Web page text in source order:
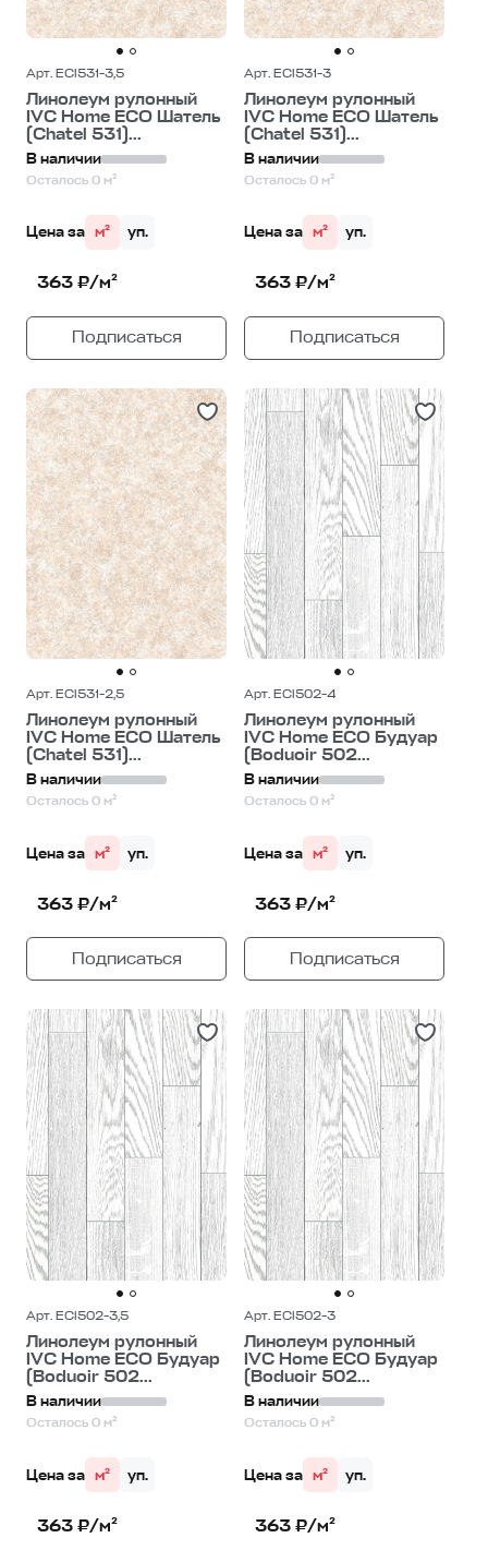
Арт. ECI531-3,5
Линолеум рулонный
IVC Home ECO Шатель
(Chatel 531)...
В наличии
Осталось 0 м²
Цена за м² уп.
363 ₽/м²
Подписаться
Арт. ECI531-3
Линолеум рулонный
IVC Home ECO Шатель
(Chatel 531)...
В наличии
Осталось 0 м²
Цена за м² уп.
363 ₽/м²
Подписаться
Арт. ECI531-2,5
Линолеум рулонный
IVC Home ECO Шатель
(Chatel 531)...
В наличии
Осталось 0 м²
Цена за м² уп.
363 ₽/м²
Подписаться
Арт. ECI502-4
Линолеум рулонный
IVC Home ECO Будуар
(Boduoir 502...
В наличии
Осталось 0 м²
Цена за м² уп.
363 ₽/м²
Подписаться
Арт. ECI502-3,5
Линолеум рулонный
IVC Home ECO Будуар
(Boduoir 502...
В наличии
Осталось 0 м²
Цена за м² уп.
363 ₽/м²
Арт. ECI502-3
Линолеум рулонный
IVC Home ECO Будуар
(Boduoir 502...
В наличии
Осталось 0 м²
Цена за м² уп.
363 ₽/м²